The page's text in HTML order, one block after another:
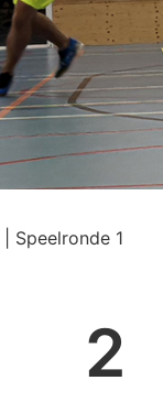
| Speelronde 1
2